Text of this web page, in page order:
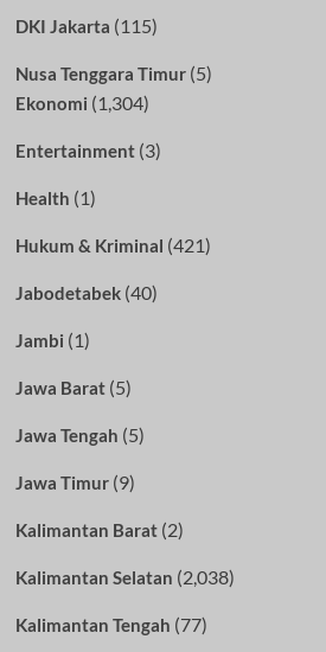
DKI Jakarta (115)
Nusa Tenggara Timur(5)
Ekonomi (1,304)
Entertainment(3)
Health (1)
Hukum & Kriminal (421)
Jabodetabek(40)
Jambi (1)
Jawa Barat(5)
Jawa Tengah (5)
Jawa Timur(9)
Kalimantan Barat(2)
Kalimantan Selatan (2,038)
Kalimantan Tengah (77)